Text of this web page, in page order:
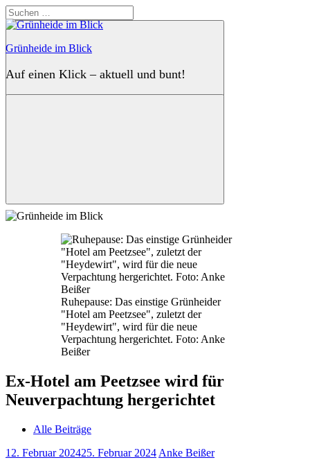
Zum
Inhalt
Grünheide im Blick
Auf einen Klick – aktuell und bunt!
Suchen
nach:
Ruhepause: Das einstige Grünheider
"Hotel am Peetzsee", zuletzt der
"Heydewirt", wird für die neue
Verpachtung hergerichtet. Foto: Anke
Beißer
Ex-Hotel am Peetzsee wird für
Neuverpachtung hergerichtet
Alle Beiträge
12. Februar 202425. Februar 2024 Anke Beißer